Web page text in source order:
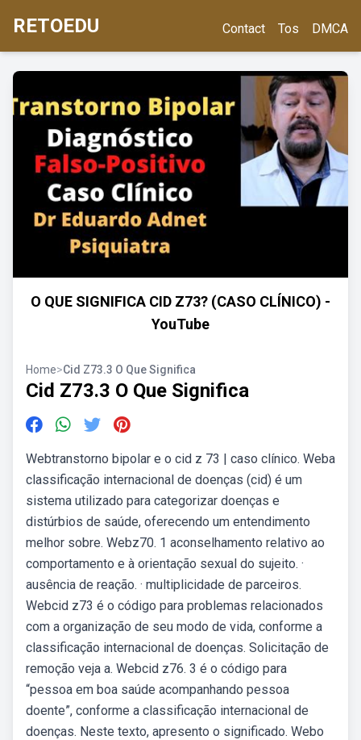
RETOEDU Contact Tos DMCA
O QUE SIGNIFICA CID Z73? (CASO CLÍNICO) -
YouTube
Home>Cid Z73.3 O Que Significa
Cid Z73.3 O Que Significa
Webtranstorno bipolar e o cid z 73 | caso clínico. Weba
classificação internacional de doenças (cid) é um
sistema utilizado para categorizar doenças e
distúrbios de saúde, oferecendo um entendimento
melhor sobre. Webz70. 1 aconselhamento relativo ao
comportamento e à orientação sexual do sujeito. ·
ausência de reação. · multiplicidade de parceiros.
Webcid z73 é o código para problemas relacionados
com a organização de seu modo de vida, conforme a
classificação internacional de doenças. Solicitação de
remoção veja a. Webcid z76. 3 é o código para
“pessoa em boa saúde acompanhando pessoa
doente”, conforme a classificação internacional de
doenças. Neste texto, apresento o significado. Webo